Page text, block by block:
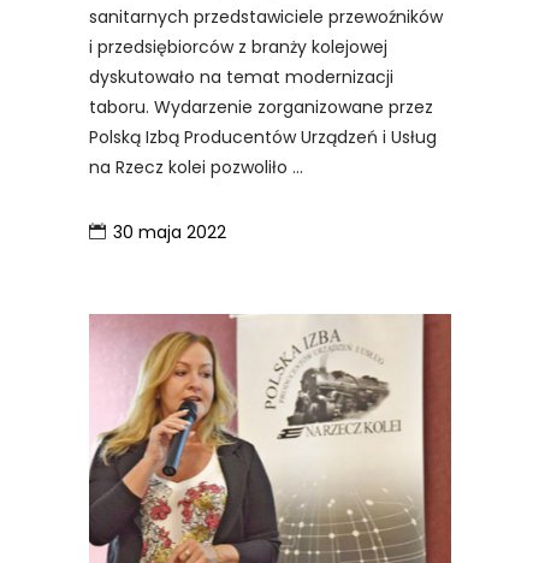
sanitarnych przedstawiciele przewoźników
i przedsiębiorców z branży kolejowej
dyskutowało na temat modernizacji
taboru. Wydarzenie zorganizowane przez
Polską Izbą Producentów Urządzeń i Usług
na Rzecz kolei pozwoliło
30 maja 2022